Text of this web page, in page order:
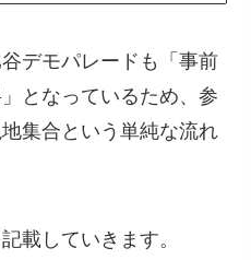
デモパレードも「事前
となっているため、参
集合という単純な流れ
載していきます。